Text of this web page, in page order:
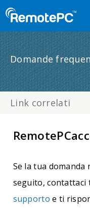
Domande
Link correlati
Se la tua
seguito,
supporto e ti